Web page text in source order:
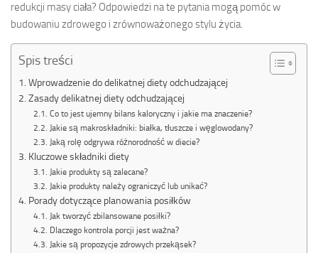
redukcji masy ciała? Odpowiedzi na te pytania mogą pomóc w
budowaniu zdrowego i zrównoważonego stylu życia.
Spis treści
Wprowadzenie do delikatnej diety odchudzającej
Zasady delikatnej diety odchudzającej
Co to jest ujemny bilans kaloryczny i jakie ma znaczenie?
Jakie są makroskładniki: białka, tłuszcze i węglowodany?
Jaką rolę odgrywa różnorodność w diecie?
Kluczowe składniki diety
Jakie produkty są zalecane?
Jakie produkty należy ograniczyć lub unikać?
Porady dotyczące planowania posiłków
Jak tworzyć zbilansowane posiłki?
Dlaczego kontrola porcji jest ważna?
Jakie są propozycje zdrowych przekąsek?